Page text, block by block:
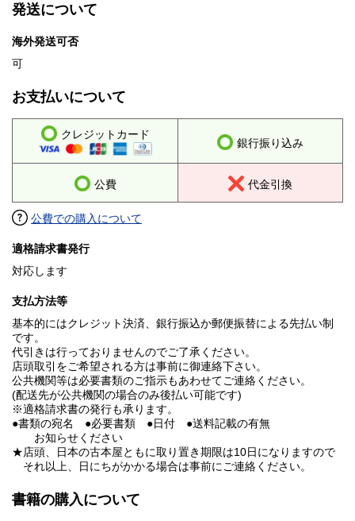
発送について
海外発送可否
可
お支払いについて
クレジットカード
銀行振り込み
公費 代金引換
公費での購入について
適格請求書発行
対応します
支払方法等
基本的にはクレジット決済、銀行振込か郵便振替による先払い制
です。
代引きは行っておりませんのでご了承ください。
店頭取引をご希望される方は事前に御連絡下さい。
公共機関等は必要書類のご指示もあわせてご連絡ください。
(配送先が公共機関の場合のみ後払い可能です)
※適格請求書の発行も承ります。
●書類の宛名 ●必要書類 ●日付 ●送料記載の有無
お知らせください
★店頭、日本の古本屋ともに取り置き期限は10日になりますので
それ以上、日にちがかかる場合は事前にご連絡ください。
書籍の購入について